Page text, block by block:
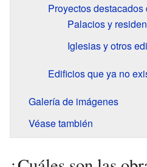
Proyectos destacados
Palacios y
Iglesias y otros
Edificios que ya no
Galería de imágenes
Véase también